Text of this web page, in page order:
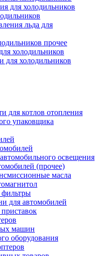
для холодильников
льда для
прочее
холодильников
для холодильников
для котлов отопления
упаковщика
освещения
(прочее)
масла
для автомобилей
машин
оборудования